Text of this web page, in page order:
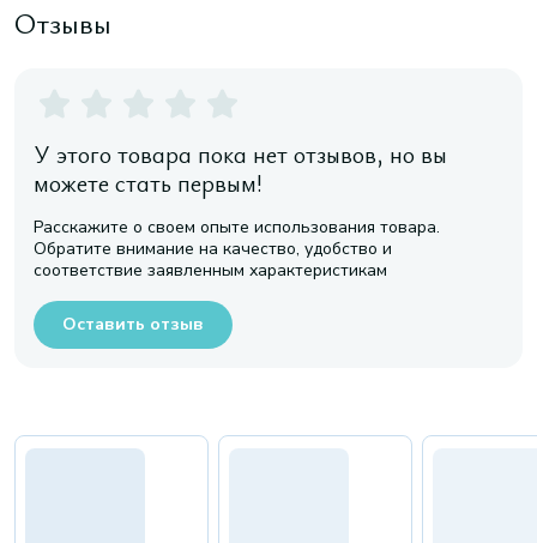
Отзывы
У этого товара пока нет отзывов, но вы
можете стать первым!
Расскажите о своем опыте использования товара.
Обратите внимание на качество, удобство и
соответствие заявленным характеристикам
Оставить отзыв